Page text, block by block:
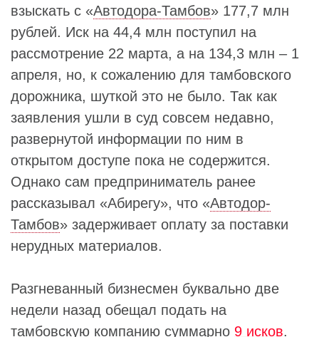
взыскать с «Автодора-Тамбов» 177,7 млн
рублей. Иск на 44,4 млн поступил на
рассмотрение 22 марта, а на 134,3 млн – 1
апреля, но, к сожалению для тамбовского
дорожника, шуткой это не было. Так как
заявления ушли в суд совсем недавно,
развернутой информации по ним в
открытом доступе пока не содержится.
Однако сам предприниматель ранее
рассказывал «Абирегу», что «Автодор-
Тамбов» задерживает оплату за поставки
нерудных материалов.
Разгневанный бизнесмен буквально две
недели назад обещал подать на
тамбовскую компанию суммарно 9 исков.